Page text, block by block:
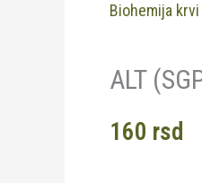
Biohemija krvi
ALT
160 rsd